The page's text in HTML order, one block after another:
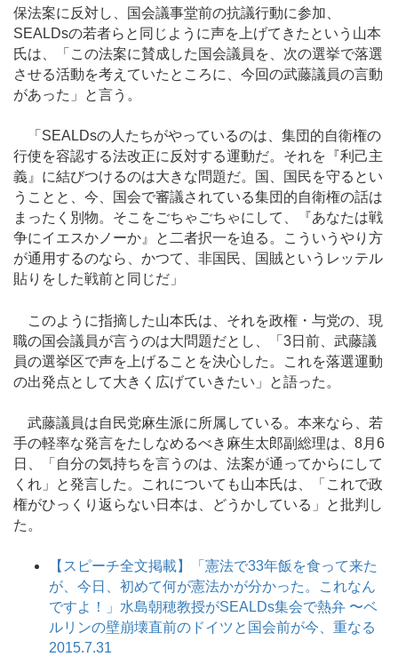
保法案に反対し、国会議事堂前の抗議行動に参加、
SEALDsの若者らと同じように声を上げてきたという山本
氏は、「この法案に賛成した国会議員を、次の選挙で落選
させる活動を考えていたところに、今回の武藤議員の言動
があった」と言う。
「SEALDsの人たちがやっているのは、集団的自衛権の
行使を容認する法改正に反対する運動だ。それを『利己主
義』に結びつけるのは大きな問題だ。国、国民を守るとい
うことと、今、国会で審議されている集団的自衛権の話は
まったく別物。そこをごちゃごちゃにして、『あなたは戦
争にイエスかノーか』と二者択一を迫る。こういうやり方
が通用するのなら、かつて、非国民、国賊というレッテル
貼りをした戦前と同じだ」
このように指摘した山本氏は、それを政権・与党の、現
職の国会議員が言うのは大問題だとし、「3日前、武藤議
員の選挙区で声を上げることを決心した。これを落選運動
の出発点として大きく広げていきたい」と語った。
武藤議員は自民党麻生派に所属している。本来なら、若
手の軽率な発言をたしなめるべき麻生太郎副総理は、8月6
日、「自分の気持ちを言うのは、法案が通ってからにして
くれ」と発言した。これについても山本氏は、「これで政
権がひっくり返らない日本は、どうかしている」と批判し
た。
【スピーチ全文掲載】「憲法で33年飯を食って来た
が、今日、初めて何が憲法かが分かった。これなん
ですよ！」水島朝穂教授がSEALDs集会で熱弁 〜ベ
ルリンの壁崩壊直前のドイツと国会前が今、重なる
2015.7.31